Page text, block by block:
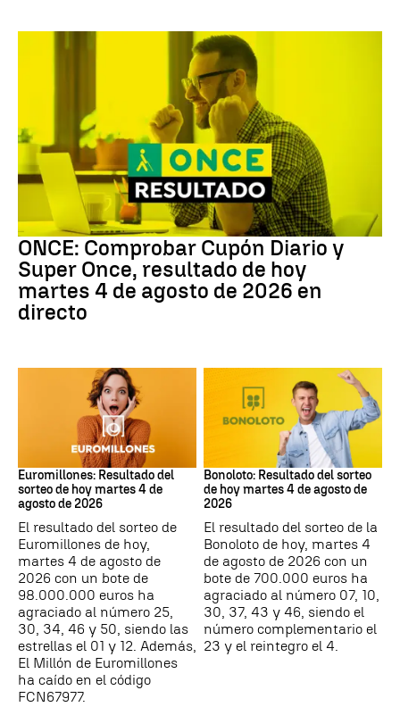
ONCE
ONCE: Comprobar Cupón Diario y
Super Once, resultado de hoy
martes 4 de agosto de 2026 en
directo
Euromillones
Euromillones: Resultado del
sorteo de hoy martes 4 de
agosto de 2026
El resultado del sorteo de
Euromillones de hoy,
martes 4 de agosto de
2026 con un bote de
98.000.000 euros ha
agraciado al número 25,
30, 34, 46 y 50, siendo las
estrellas el 01 y 12. Además,
El Millón de Euromillones
ha caído en el código
FCN67977.
Bonoloto: Resultado del sorteo
de hoy martes 4 de agosto de
2026
El resultado del sorteo de la
Bonoloto de hoy, martes 4
de agosto de 2026 con un
bote de 700.000 euros ha
agraciado al número 07, 10,
30, 37, 43 y 46, siendo el
número complementario el
23 y el reintegro el 4.